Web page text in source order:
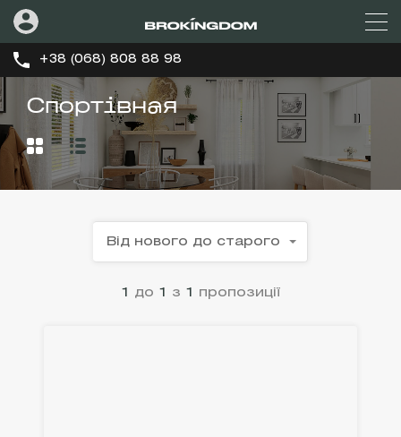
+38 (068) 808 88 98
Спортівная
1 до 1 з 1 пропозиції
Від нового до старого